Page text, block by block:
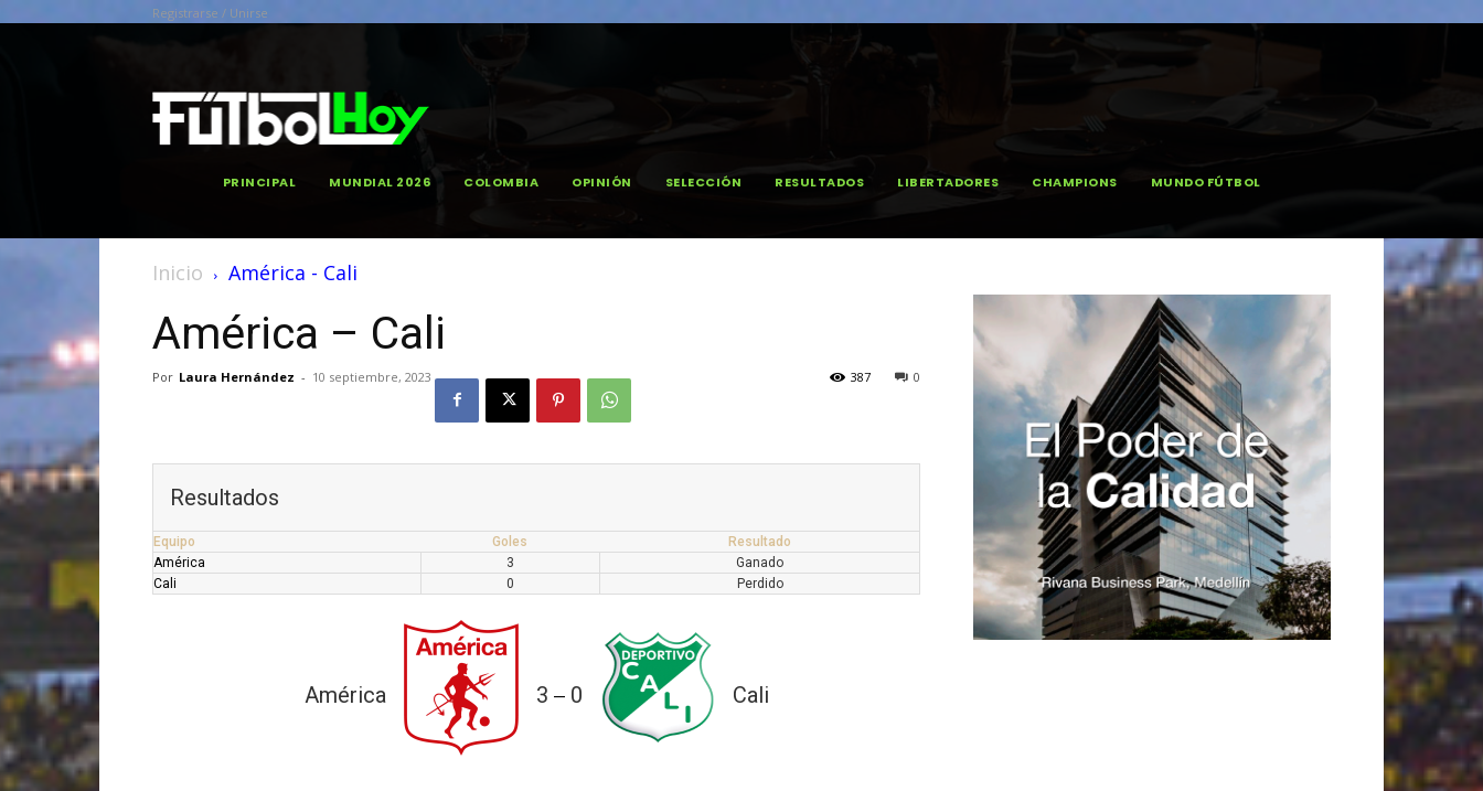
Registrarse / Unirse
PRINCIPAL MUNDIAL 2026 COLOMBIA OPINIÓN SELECCIÓN RESULTADOS LIBERTADORES CHAMPIONS MUNDO FÚTBOL
Inicio América - Cali
América – Cali
Por Laura Hernández - 10 septiembre, 2023 0
387
Resultados
Equipo Goles
Resultado
América
3
Ganado
Cali
0 Perdido
América 3 — 0 Cali